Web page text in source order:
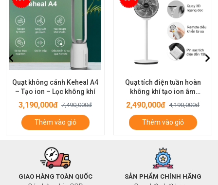
Quạt không cánh Keheal A4
– Tạo ion – Lọc không khí
3,190,000đ 7,490,000đ
Thêm vào giỏ
Quạt tích điện tuần hoàn
không khí tạo ion âm
Xiaomi F4 Keheal
2,490,000đ 4,190,000đ
Thêm vào giỏ
GIAO HÀNG TOÀN QUỐC SẢN PHẨM CHÍNH HÃNG